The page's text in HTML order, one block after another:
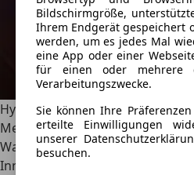
Bildschirmgröße,
Ihrem Endgerät gespeichert
werden, um es jedes Mal
eine App oder einer
für einen oder mehrere
Verarbeitungszwecke.
Sie können Ihre
erteilte Einwilligungen
unserer
besuchen.
Hyperscreen statt
Mercedes GLC vollzieht im
Wandel.
Innenraum: Hightech versus